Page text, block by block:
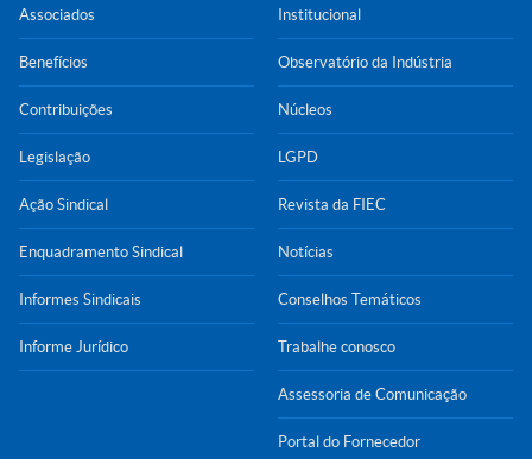
Associados
Benefícios
Contribuições
Legislação
Ação Sindical
Enquadramento Sindical
Informes Sindicais
Informe Jurídico
Institucional
Observatório da Indústria
Núcleos
LGPD
Revista da FIEC
Notícias
Conselhos Temáticos
Trabalhe conosco
Assessoria de Comunicação
Portal do Fornecedor